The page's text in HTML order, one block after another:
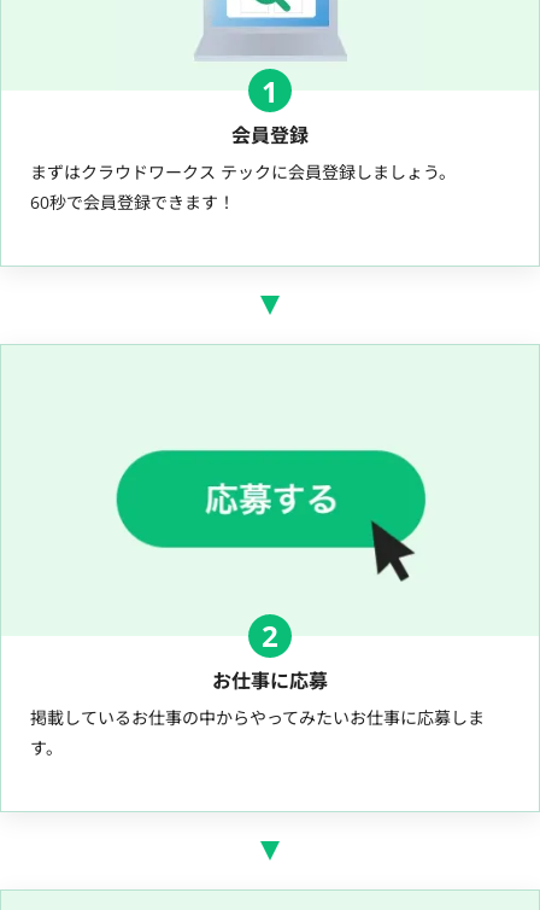
1
会員登録
まずはクラウドワークス テックに会員登録しましょう。
60秒で会員登録できます！
2
お仕事に応募
掲載しているお仕事の中からやってみたいお仕事に応募しま
す。